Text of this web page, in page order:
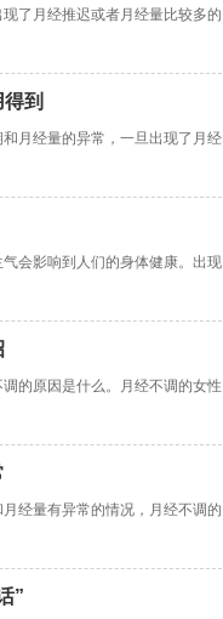
了月经推迟或者月经量比较多的
到
月经量的异常，一旦出现了月经
会影响到人们的身体健康。出现
的原因是什么。月经不调的女性
经量有异常的情况，月经不调的
”